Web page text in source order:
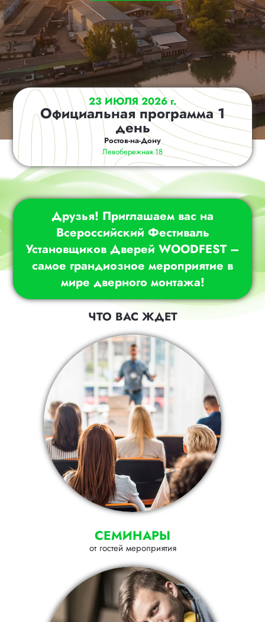
23 ИЮЛЯ 2026 г.
Официальная программа 1
день
Ростов-на-Дону
Левобережная 18
Друзья! Приглашаем вас на
Всероссийский Фестиваль
Установщиков Дверей WOODFEST –
самое грандиозное мероприятие в
мире дверного монтажа!
ЧТО ВАС ЖДЕТ
СЕМИНАРЫ
от гостей мероприятия